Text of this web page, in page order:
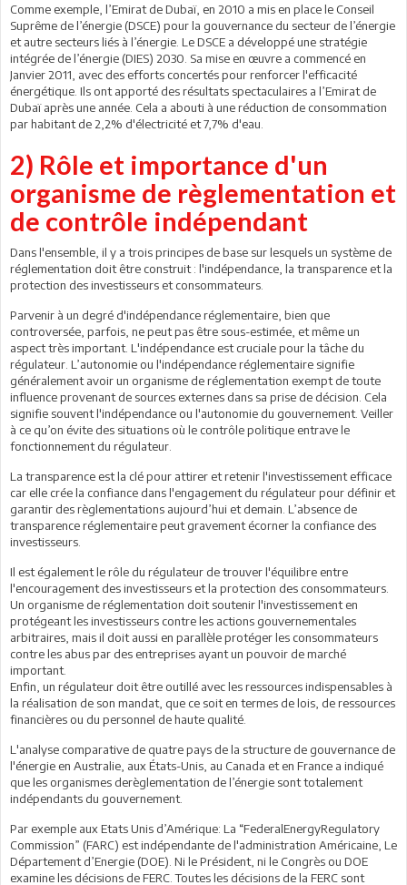
Comme exemple, l’Emirat de Dubaï, en 2010 a mis en place le Conseil
Suprême de l’énergie (DSCE) pour la gouvernance du secteur de l’énergie
et autre secteurs liés à l’énergie. Le DSCE a développé une stratégie
intégrée de l’énergie (DIES) 2030. Sa mise en œuvre a commencé en
Janvier 2011, avec des efforts concertés pour renforcer l'efficacité
énergétique. Ils ont apporté des résultats spectaculaires a l’Emirat de
Dubaï après une année. Cela a abouti à une réduction de consommation
par habitant de 2,2% d'électricité et 7,7% d'eau.
2) Rôle et importance d'un
organisme de règlementation et
de contrôle indépendant
Dans l'ensemble, il y a trois principes de base sur lesquels un système de
réglementation doit être construit : l'indépendance, la transparence et la
protection des investisseurs et consommateurs.
Parvenir à un degré d'indépendance réglementaire, bien que
controversée, parfois, ne peut pas être sous-estimée, et même un
aspect très important. L'indépendance est cruciale pour la tâche du
régulateur. L’autonomie ou l'indépendance réglementaire signifie
généralement avoir un organisme de réglementation exempt de toute
influence provenant de sources externes dans sa prise de décision. Cela
signifie souvent l'indépendance ou l'autonomie du gouvernement. Veiller
à ce qu’on évite des situations où le contrôle politique entrave le
fonctionnement du régulateur.
La transparence est la clé pour attirer et retenir l'investissement efficace
car elle crée la confiance dans l'engagement du régulateur pour définir et
garantir des règlementations aujourd’hui et demain. L’absence de
transparence réglementaire peut gravement écorner la confiance des
investisseurs.
Il est également le rôle du régulateur de trouver l'équilibre entre
l'encouragement des investisseurs et la protection des consommateurs.
Un organisme de réglementation doit soutenir l'investissement en
protégeant les investisseurs contre les actions gouvernementales
arbitraires, mais il doit aussi en parallèle protéger les consommateurs
contre les abus par des entreprises ayant un pouvoir de marché
important.
Enfin, un régulateur doit être outillé avec les ressources indispensables à
la réalisation de son mandat, que ce soit en termes de lois, de ressources
financières ou du personnel de haute qualité.
L'analyse comparative de quatre pays de la structure de gouvernance de
l'énergie en Australie, aux États-Unis, au Canada et en France a indiqué
que les organismes derèglementation de l’énergie sont totalement
indépendants du gouvernement.
Par exemple aux Etats Unis d’Amérique: La “FederalEnergyRegulatory
Commission” (FARC) est indépendante de l'administration Américaine, Le
Département d’Energie (DOE). Ni le Président, ni le Congrès ou DOE
examine les décisions de FERC. Toutes les décisions de la FERC sont